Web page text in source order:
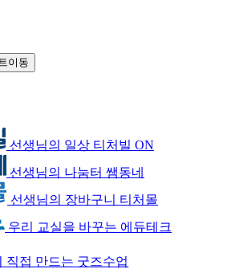
이동
선생님의 일상 티처빌 ON
선생님의 나눔터 쌤동네
선생님의 장바구니 티처몰
우리 교실을 바꾸는 에듀테크
직접 만드는 굿즈수업